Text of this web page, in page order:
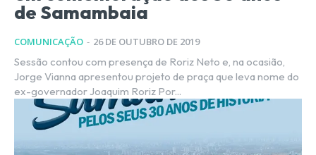
de Samambaia
COMUNICAÇÃO - 26 DE OUTUBRO DE 2019
Sessão contou com presença de Roriz Neto e, na ocasião,
Jorge Vianna apresentou projeto de praça que leva nome do
ex-governador Joaquim Roriz Por...